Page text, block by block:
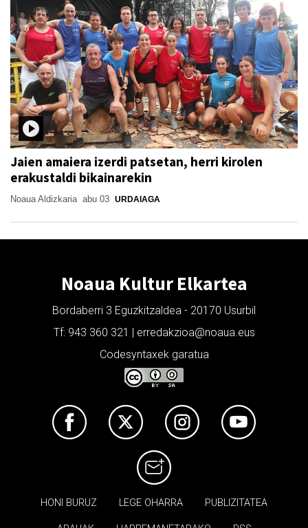
Jaien amaiera izerdi patsetan, herri kirolen
erakustaldi bikainarekin
Noaua Aldizkaria abu 03 URDAIAGA
Noaua Kultur Elkartea
Bordaberri 3 Eguzkitzaldea - 20170 Usurbil
Tf: 943 360 321 | erredakzioa@noaua.eus
Codesyntaxek garatua
HONI BURUZ LEGE OHARRA PUBLIZITATEA